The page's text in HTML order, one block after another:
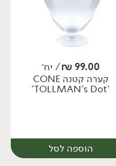
מארז
99.00
₪/ יח׳
קערה קטנה CONE
'TOLLMAN's Dot'
הוספה לסל